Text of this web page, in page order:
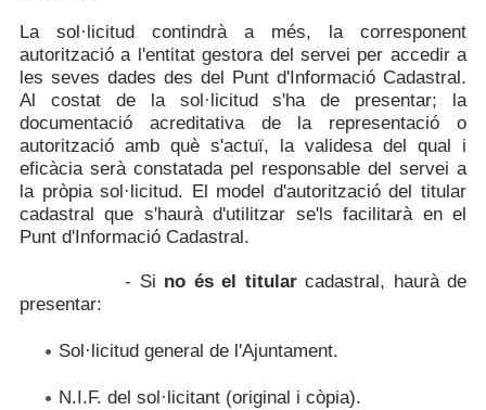
La sol·licitud contindrà a més, la corresponent
autorització a l'entitat gestora del servei per accedir a
les seves dades des del Punt d'Informació Cadastral.
Al costat de la sol·licitud s'ha de presentar; la
documentació acreditativa de la representació o
autorització amb què s'actuï, la validesa del qual i
eficàcia serà constatada pel responsable del servei a
la pròpia sol·licitud. El model d'autorització del titular
cadastral que s'haurà d'utilitzar se'ls facilitarà en el
Punt d'Informació Cadastral.
- Si no és el titularcadastral, haurà de
presentar:
Sol·licitud general de l'Ajuntament.
N.I.F. del sol·licitant (original i còpia).